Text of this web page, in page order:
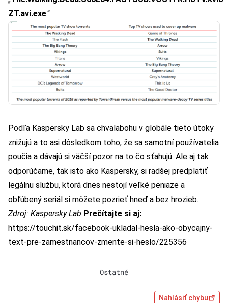
ZT.avi.exe.“
Podľa Kaspersky Lab sa chvalabohu v globále tieto útoky
znižujú a to asi dôsledkom toho, že sa samotní používatelia
poučia a dávajú si väčší pozor na to čo sťahujú. Ale aj tak
odporúčame, tak isto ako Kaspersky, si radšej predplatiť
legálnu službu, ktorá dnes nestojí veľké peniaze a
obľúbený seriál si môžete pozrieť hneď a bez hrozieb.
Zdroj: Kaspersky Lab Prečítajte si aj:
https://touchit.sk/facebook-ukladal-hesla-ako-obycajny-
text-pre-zamestnancov-zmente-si-heslo/225356
Ostatné
Nahlásiť chybu